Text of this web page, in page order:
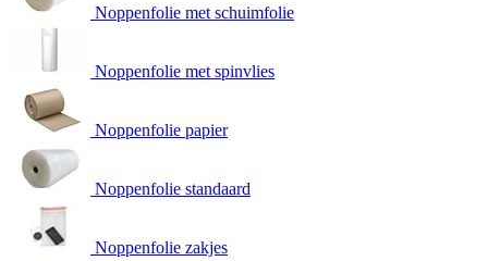
Noppenfolie met schuimfolie
Noppenfolie met spinvlies
Noppenfolie papier
Noppenfolie standaard
Noppenfolie zakjes